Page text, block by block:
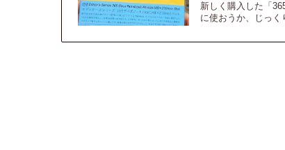
新しく購入した「
に使おうか、じっ